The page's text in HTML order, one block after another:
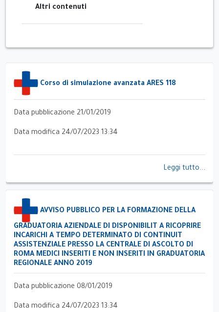
Altri contenuti
Corso di simulazione avanzata ARES 118
Data pubblicazione 21/01/2019
Data modifica 24/07/2023 13:34
Leggi tutto...
AVVISO PUBBLICO PER LA FORMAZIONE DELLA
GRADUATORIA AZIENDALE DI DISPONIBILIT A RICOPRIRE
INCARICHI A TEMPO DETERMINATO DI CONTINUIT
ASSISTENZIALE PRESSO LA CENTRALE DI ASCOLTO DI
ROMA MEDICI INSERITI E NON INSERITI IN GRADUATORIA
REGIONALE ANNO 2019
Data pubblicazione 08/01/2019
Data modifica 24/07/2023 13:34